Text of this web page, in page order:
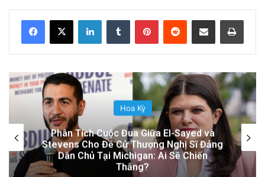
2 days ago
Tin bàiChính phủ Hoa Kỳ cấp tư cách được
bảo vệ tạm thời cho hơn 300,000 người Haiti
xuất hiện đầu tiên trên
Epoch Times Tiếng
LinkedInTumblr PinterestReddit Share via Email Print
Đời Sống
Học Khu Đông San Jose Xem Xét Hợp
Đồng Y Tế Gây Tranh Cãi: Quyết Định Ảnh
Hưởng Đến Sức Khỏe Học Sinh